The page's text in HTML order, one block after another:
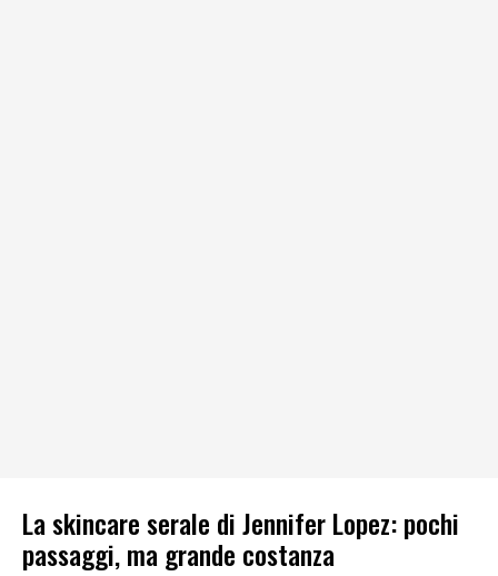
La skincare serale di Jennifer Lopez: pochi
passaggi, ma grande costanza